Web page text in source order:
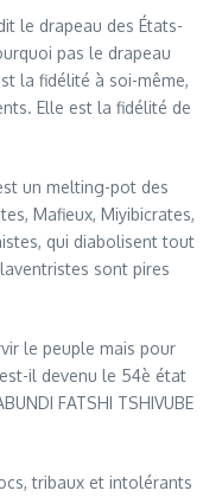
le drapeau des États-
pas le drapeau
la fidélité à soi-même,
Elle est la fidélité de
un melting-pot des
Mafieux, Miyibicrates,
qui diabolisent tout
sont pires
le peuple mais pour
il devenu le 54è état
FATSHI TSHIVUBE
tribaux et intolérants